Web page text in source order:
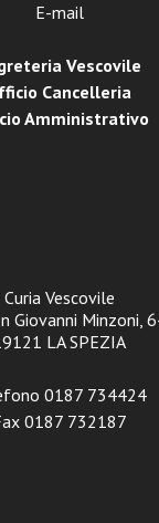
E-mail
Vescovile
Cancelleria
Amministrativo
Curia Vescovile
Giovanni Minzoni,
LA SPEZIA
0187 734424
0187 732187